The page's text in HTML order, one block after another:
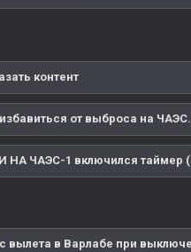
контент
от выброса на
НА ЧАЭС-1 включился таймер
вылета в Варлабе при